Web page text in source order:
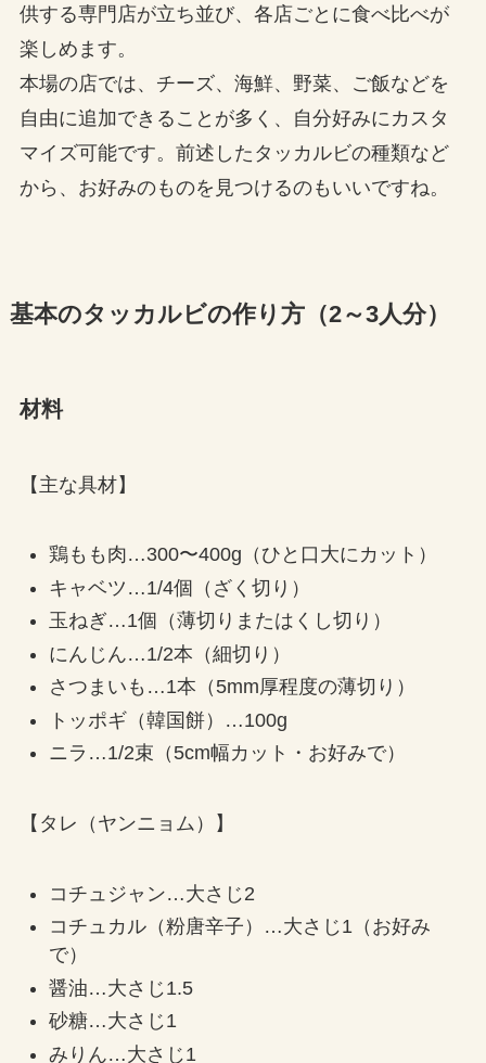
供する専門店が立ち並び、各店ごとに食べ比べが
楽しめます。
本場の店では、チーズ、海鮮、野菜、ご飯などを
自由に追加できることが多く、自分好みにカスタ
マイズ可能です。前述したタッカルビの種類など
から、お好みのものを見つけるのもいいですね。
基本のタッカルビの作り方（2～3人分）
材料
【主な具材】
鶏もも肉…300〜400g（ひと口大にカット）
キャベツ…1/4個（ざく切り）
玉ねぎ…1個（薄切りまたはくし切り）
にんじん…1/2本（細切り）
さつまいも…1本（5mm厚程度の薄切り）
トッポギ（韓国餅）…100g
ニラ…1/2束（5cm幅カット・お好みで）
【タレ（ヤンニョム）】
コチュジャン…大さじ2
コチュカル（粉唐辛子）…大さじ1（お好み
で）
醤油…大さじ1.5
砂糖…大さじ1
みりん…大さじ1